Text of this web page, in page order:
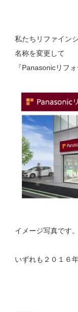
私たちリファイン
名称を変更して
『Panasonicリフ
イメージ写真です。
いずれも２０１６